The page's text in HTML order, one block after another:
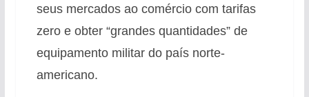
seus mercados ao comércio com tarifas
zero e obter “grandes quantidades” de
equipamento militar do país norte-
americano.